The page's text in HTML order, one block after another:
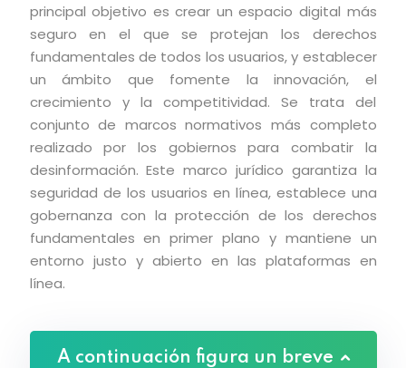
principal objetivo es crear un espacio digital más
seguro en el que se protejan los derechos
fundamentales de todos los usuarios, y establecer
un ámbito que fomente la innovación, el
crecimiento y la competitividad. Se trata del
conjunto de marcos normativos más completo
realizado por los gobiernos para combatir la
desinformación. Este marco jurídico garantiza la
seguridad de los usuarios en línea, establece una
gobernanza con la protección de los derechos
fundamentales en primer plano y mantiene un
entorno justo y abierto en las plataformas en
línea.
A continuación figura un breve